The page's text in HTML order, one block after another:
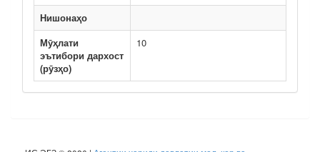
Нишонаҳо
Мӯҳлати
эътибори дархост
(рӯзҳо)
10